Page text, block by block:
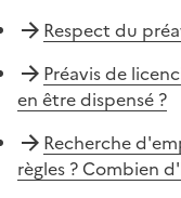
Respect du
Préavis de
en être dispensé ?
Recherche
règles ? Combien